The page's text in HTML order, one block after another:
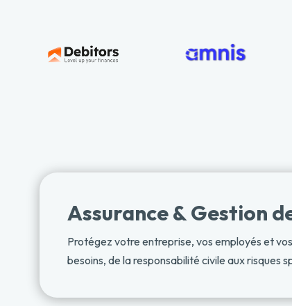
Assurance & Gestion
Protégez votre entreprise, vos employés et
besoins, de la responsabilité civile aux risques